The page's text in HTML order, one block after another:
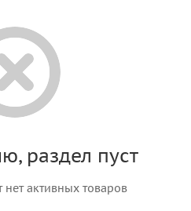
раздел пуст
активных товаров